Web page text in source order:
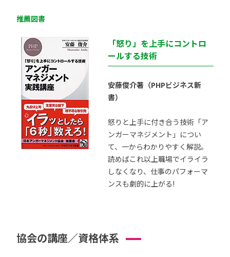
推薦図書
「怒り」を上手にコントロ
ールする技術
安藤俊介著（PHPビジネス新
書）
怒りと上手に付き合う技術「ア
ンガーマネジメント」につい
て、一からわかりやすく解説。
読めばこれ以上職場でイライラ
しなくなり、仕事のパフォーマ
ンスも劇的に上がる!
協会の講座／資格体系